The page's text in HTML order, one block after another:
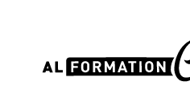
COURS LOISIRS